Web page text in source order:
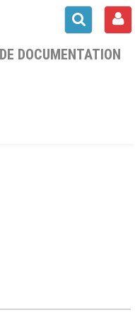
DOCUMENTATION